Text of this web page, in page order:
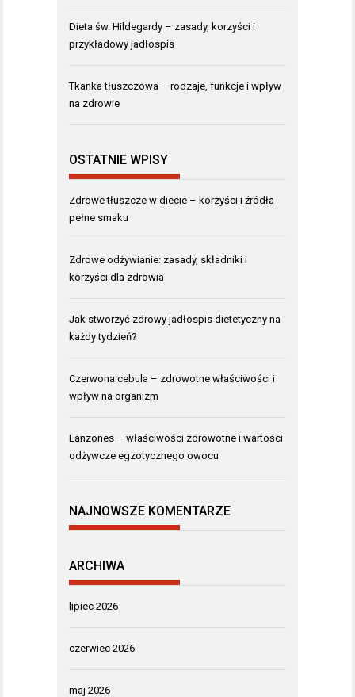
Dieta św. Hildegardy – zasady, korzyści i
przykładowy jadłospis
Tkanka tłuszczowa – rodzaje, funkcje i wpływ
na zdrowie
OSTATNIE WPISY
Zdrowe tłuszcze w diecie – korzyści i źródła
pełne smaku
Zdrowe odżywianie: zasady, składniki i
korzyści dla zdrowia
Jak stworzyć zdrowy jadłospis dietetyczny na
każdy tydzień?
Czerwona cebula – zdrowotne właściwości i
wpływ na organizm
Lanzones – właściwości zdrowotne i wartości
odżywcze egzotycznego owocu
NAJNOWSZE KOMENTARZE
ARCHIWA
lipiec 2026
czerwiec 2026
maj 2026